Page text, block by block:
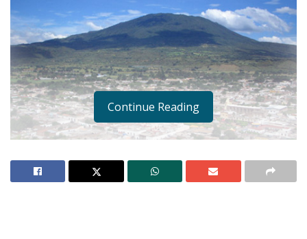
Continue Reading